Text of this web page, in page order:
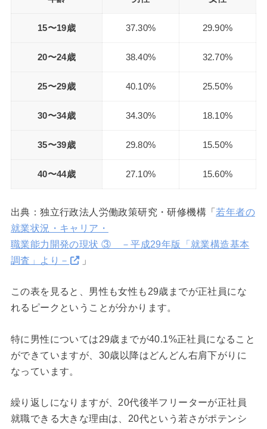
15〜19歳 37.30% 29.90%
20〜24歳 38.40% 32.70%
25〜29歳 40.10% 25.50%
30〜34歳 34.30% 18.10%
35〜39歳 29.80% 15.50%
40〜44歳 27.10% 15.60%
出典：独立行政法人労働政策研究・研修機構「 若年者の
就業状況・キャリア・
職業能力開発の現状 ③ －平成29年版「就業構造基本
調査」より－
」
この表を見ると、男性も女性も29歳までが正社員にな
れるピークということが分かります。
特に男性については29歳までが40.1%正社員になること
ができていますが、30歳以降はどんどん右肩下がりに
なっています。
繰り返しになりますが、20代後半フリーターが正社員
就職できる大きな理由は、20代という若さがポテンシ